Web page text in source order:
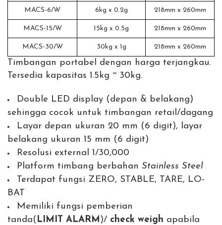
MACS-6/W 6kg x 0.2g 218mm x 260mm
MACS-15/W 15kg x 0.5g 218mm x 260mm
MACS-30/W 30kg x 1g 218mm x 260mm
Timbangan portabel dengan harga terjangkau.
Tersedia kapasitas 1.5kg ~ 30kg.
Double LED display (depan & belakang)
sehingga cocok untuk timbangan retail/dagang
Layar depan ukuran 20 mm (6 digit), layar
belakang ukuran 15 mm (6 digit)
Resolusi external 1/30,000
Platform timbang berbahan Stainless Steel
Terdapat fungsi ZERO, STABLE, TARE, LO-
BAT
Memiliki fungsi pemberian
tanda( LIMIT ALARM )/ check weigh apabila